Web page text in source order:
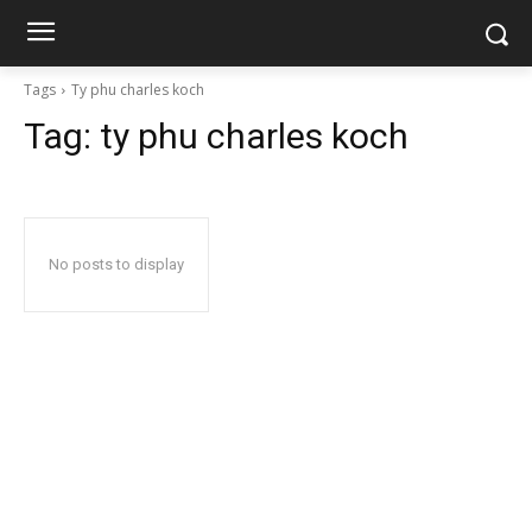
Tags Ty phu charles koch
Tag: ty phu charles koch
No posts to display